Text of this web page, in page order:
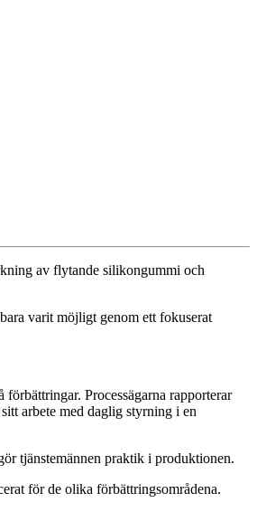
av flytande silikongummi och
varit möjligt genom ett fokuserat
Processägarna rapporterar
arbete med daglig styrning i en
tjänstemännen praktik i produktionen.
för de olika förbättringsområdena.